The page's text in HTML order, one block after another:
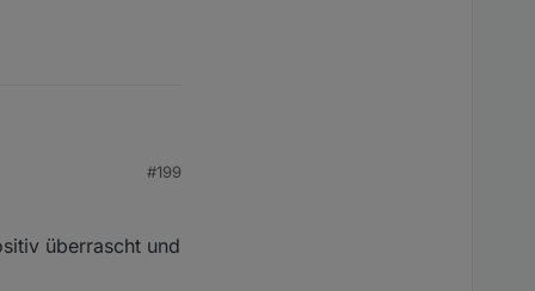
#199
überrascht und